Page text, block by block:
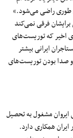
و این طوری راضی می‌شود.»
فرقی نمی‌کند
اخیر که توریست‌های
ایرانی بیشتر
صدا بودن توریست‌های
مشغول به تحصیل
همکاری دارد.